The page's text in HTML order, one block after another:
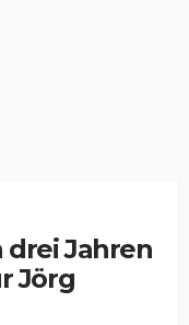
drei Jahren
Jörg